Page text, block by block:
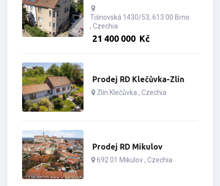
Tišnovská 1430/53, 613 00 Brno
, Czechia
21­ ­­400­ ­­000­ ­­ Kč
Prodej RD Klečůvka-Zlín
Zlín Klečůvka , Czechia
Prodej RD Mikulov
692 01 Mikulov , Czechia